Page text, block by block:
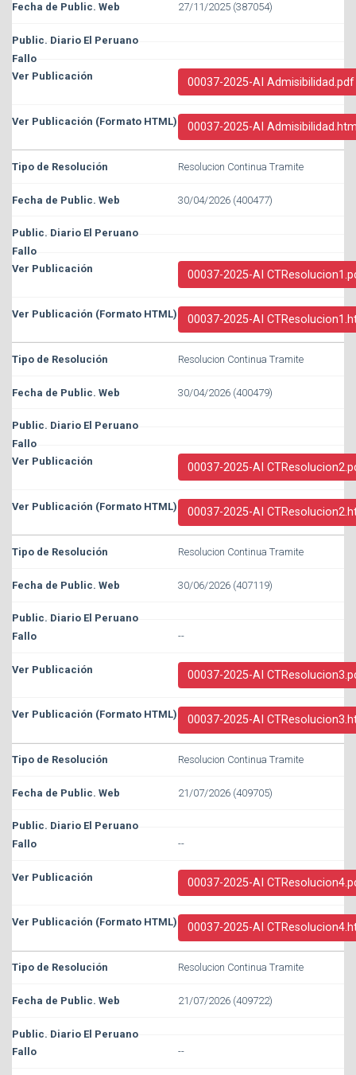
27/11/2025 (387054)
00037-2025-AI Admisibilidad.pdf
00037-2025-AI
Resolucion Continua Tramite
30/04/2026 (400477)
00037-2025-AI
00037-2025-AI
Resolucion Continua Tramite
30/04/2026 (400479)
00037-2025-AI
00037-2025-AI
Resolucion Continua Tramite
30/06/2026 (407119)
--
00037-2025-AI
00037-2025-AI
Resolucion Continua Tramite
21/07/2026 (409705)
--
00037-2025-AI
00037-2025-AI
Resolucion Continua Tramite
21/07/2026 (409722)
--